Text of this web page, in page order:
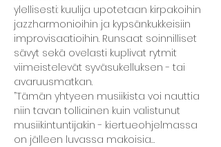
ylellisesti: kuulija upotetaan kirpakoihin
jazzharmonioihin ja kypsänkukkeisiin
improvisaatioihin. Runsaat soinnilliset
sävyt sekä ovelasti kuplivat rytmit
viimeistelevät syväsukelluksen - tai
avaruusmatkan.
”Tämän yhtyeen musiikista voi nauttia
niin tavan tolliainen kuin valistunut
musiikintuntijakin - kiertueohjelmassa
on jälleen luvassa makoisia…